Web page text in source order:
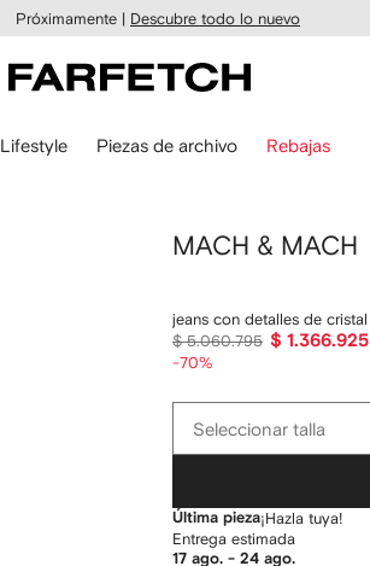
Próximamente | Descubre todo lo nuevo
Lifestyle Piezas de archivo Rebajas
MACH & MACH
jeans con detalles de cristal
$ 5.060.795 $ 1.366.925
-70%
tallaSeleccionar talla
Última pieza¡Hazla tuya!
Entrega estimada
17 ago. - 24 ago.